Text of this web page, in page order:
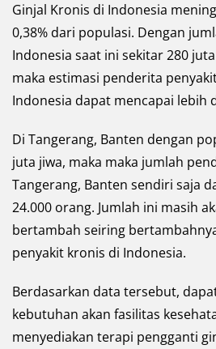
Ginjal Kronis di Indonesia
0,38% dari populasi. Dengan
Indonesia saat ini sekitar 280 juta
maka estimasi penderita
Indonesia dapat mencapai lebih
Di Tangerang, Banten dengan
juta jiwa, maka maka jumlah
Tangerang, Banten sendiri saja
24.000 orang. Jumlah ini masih
bertambah seiring
penyakit kronis di Indonesia.
Berdasarkan data tersebut,
kebutuhan akan fasilitas
menyediakan terapi pengganti